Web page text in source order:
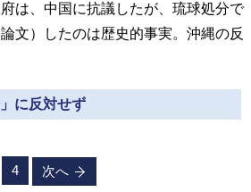
は、中国に抗議したが、琉球処分で
文）したのは歴史的事実。沖縄の反
に反対せず
4 次へ